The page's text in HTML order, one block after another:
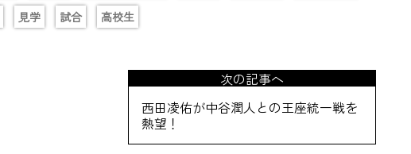
見学 試合 高校生
次の記事へ
西田凌佑が中谷潤人との王座統一戦を
熱望！